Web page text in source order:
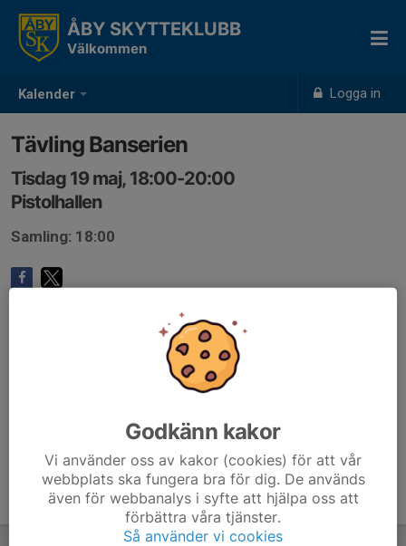
Kalender Logga in
ÅBY SKYTTEKLUBB
Välkommen
Tävling Banserien
Tisdag 19 maj, 18:00-20:00
Pistolhallen
Samling: 18:00
Godkänn kakor
Vi använder oss av kakor (cookies) för att vår
webbplats ska fungera bra för dig. De används
även för webbanalys i syfte att hjälpa oss att
förbättra våra tjänster.
Så använder vi cookies